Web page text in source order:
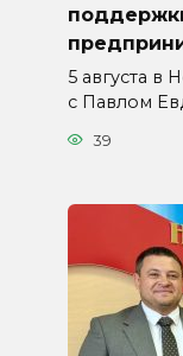
5 августа в
с Павлом
39